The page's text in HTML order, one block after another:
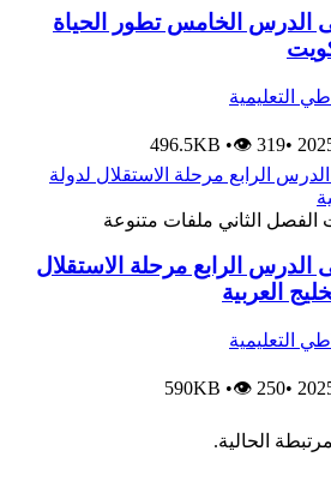
الدرس الخامس تطور الحياة
التعليمية
•
496.5KB •👁 319
الفصل الثاني ملفات متنوعة
الدرس الرابع مرحلة الاستقلال
العربية
التعليمية
•
590KB •👁 250
الحالية.